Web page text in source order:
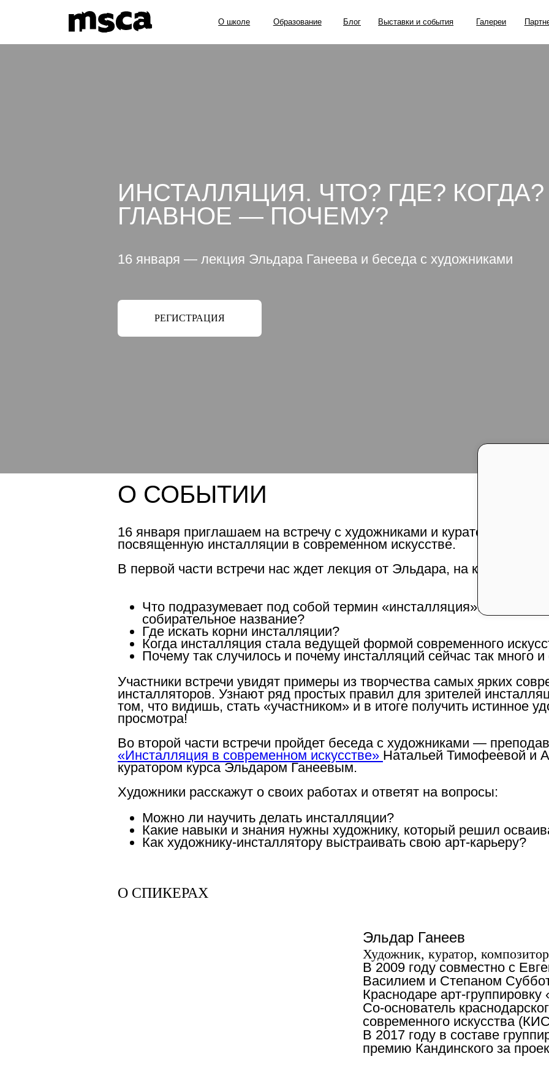
Образование Блог Выставки и события Галереи
О школе Партнерские проекты
ИНСТАЛЛЯЦИЯ. ЧТО? ГДЕ? КОГДА?
ГЛАВНОЕ — ПОЧЕМУ?
16 января — лекция Эльдара Ганеева и беседа с художниками
РЕГИСТРАЦИЯ
О СОБЫТИИ
16 января приглашаем на встречу с художниками и куратором
посвященную инсталляции в современном искусстве.
В первой части встречи нас ждет лекция от Эльдара, на которой мы
Что подразумевает под собой термин «инсталляция»: медиум,
собирательное название?
Где искать корни инсталляции?
Когда инсталляция стала ведущей формой современного
Почему так случилось и почему инсталляций сейчас так много
Участники встречи увидят примеры из творчества самых ярких
инсталляторов. Узнают ряд простых правил для зрителей
том, что видишь, стать «участником» и в итоге получить истинное
просмотра!
Во второй части встречи пройдет беседа с художниками —
«Инсталляция в современном искусстве» Натальей Тимофеевой и
куратором курса Эльдаром Ганеевым.
Художники расскажут о своих работах и ответят на вопросы:
Можно ли научить делать инсталляции?
Какие навыки и знания нужны художнику, который решил
Как художнику-инсталлятору выстраивать свою арт-карьеру?
О СПИКЕРАХ
Эльдар Ганеев
Художник, куратор,
В 2009 году совместно с
Василием и Степаном
Краснодаре арт-
Со-основатель
современного искусства
В 2017 году в составе
премию Кандинского за